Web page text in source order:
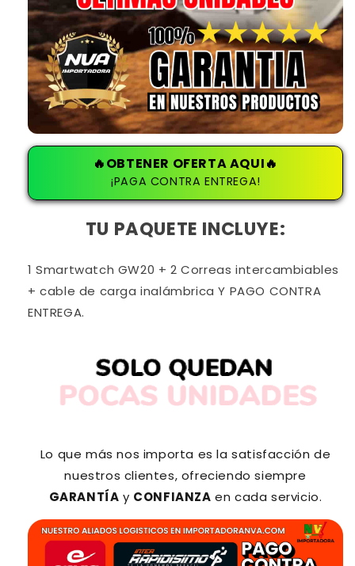
🔥OBTENER OFERTA AQUI🔥
¡PAGA CONTRA ENTREGA!
TU PAQUETE INCLUYE:
1 Smartwatch GW20 + 2 Correas intercambiables
+ cable de carga inalámbrica Y PAGO CONTRA
ENTREGA.
Lo que más nos importa es la satisfacción de
nuestros clientes, ofreciendo siempre
GARANTÍA y CONFIANZA en cada servicio.